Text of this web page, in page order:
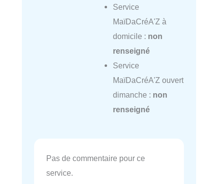
Service
MaïDaCréA'Z à
domicile : non
renseigné
Service
MaïDaCréA'Z ouvert
dimanche : non
renseigné
Pas de commentaire pour ce
service.